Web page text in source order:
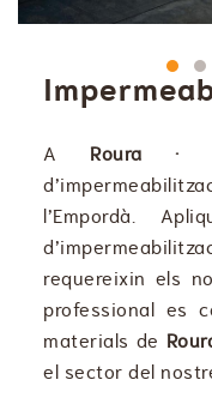
A Roura ·
l’Empordà.
requereixin els
professional es
materials de
el sector del